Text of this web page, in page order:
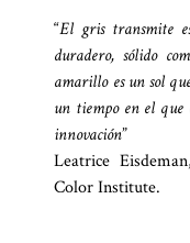
“El gris transmite
duradero, sólido
amarillo es un sol
un tiempo en el que
innovación”
Leatrice
Color Institute.